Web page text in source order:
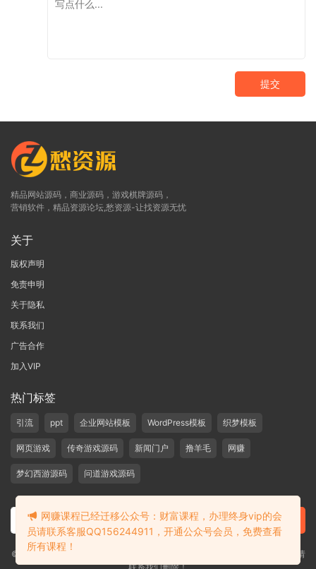
提交
精品网站源码，商业源码，游戏棋牌源码，
营销软件，精品资源论坛,愁资源-让找资源无忧
关于
版权声明
免责申明
关于隐私
联系我们
广告合作
加入VIP
热门标签
引流 ppt 企业网站模板 WordPress模板 织梦模板
网页游戏 传奇游戏源码 新闻门户 撸羊毛 网赚
梦幻西游源码 问道游戏源码
©2019-2020 愁资源 站内大部分资源收集于网络，若侵犯了您的合法权益，请
联系我们删除！
网赚课程已经迁移公众号：财富课程，办理终身vip的会
员请联系客服QQ156244911，开通公众号会员，免费查看
所有课程！